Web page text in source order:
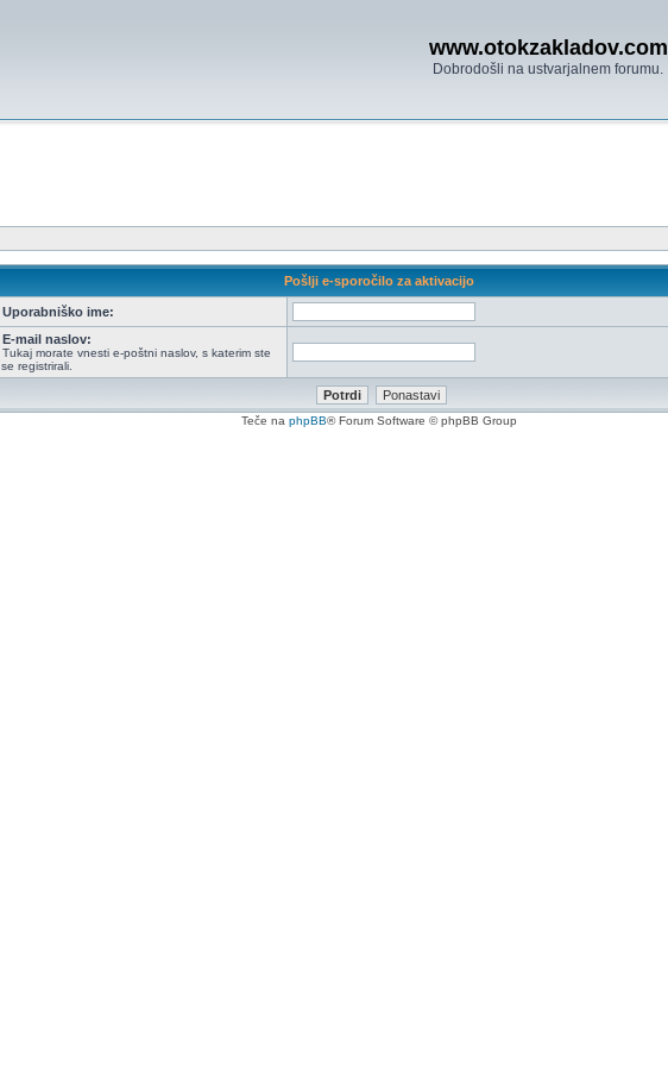
www.otokzakladov.com
Dobrodošli na ustvarjalnem forumu.
Pošlji e-sporočilo za aktivacijo
Uporabniško ime:
E-mail naslov:
Tukaj morate vnesti e-poštni naslov, s katerim ste
se registrirali.
Teče na phpBB® Forum Software © phpBB Group